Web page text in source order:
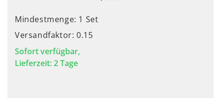
Mindestmenge: 1 Set
Versandfaktor: 0.15
Sofort verfügbar,
Lieferzeit: 2 Tage